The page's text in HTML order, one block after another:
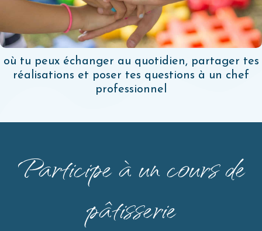
où tu peux échanger au quotidien, partager tes
réalisations et poser tes questions à un chef
professionnel
Participe à un cours de
pâtisserie